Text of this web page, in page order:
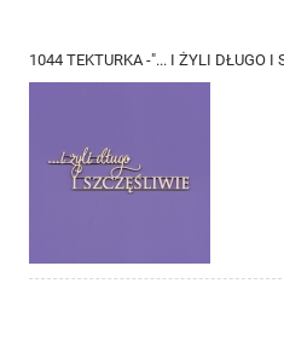
1044 TEKTURKA -"... I ŻYLI DŁUGO I